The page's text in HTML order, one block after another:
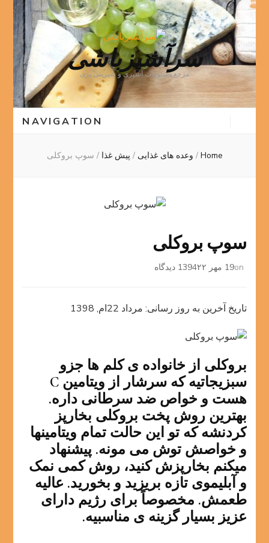
سرآشپزباشی
مرجع دستورات آشپزی و شیرینی پزی
NAVIGATION
Home
/ وعده های غذایی/ پیش غذا/ سوپ بروکلی
سوپ بروکلی
on19 مهر 1394 ۲۲ دیدگاه
تاریخ آخرین به روز رسانی: مرداد 22ام, 1398
بروکلی از خانواده ی کلم ها جزو
سبزیجاتیه که سرشار از ویتامین C
هست و خواص ضد سرطانی داره.
بهترین روش پخت بروکلی بخارپز
کردنشه که تو این حالت تمام ویتامینها
و خواصش توش می مونه. پیشنهاد
میکنم بخارپزش کنید، روش کمی نمک
و آبلیموی تازه بریزید و بخورید. عالیه
طعمش. مخصوصاً برای رژیم دارای
عزیز بسیار گزینه ی مناسبیه.